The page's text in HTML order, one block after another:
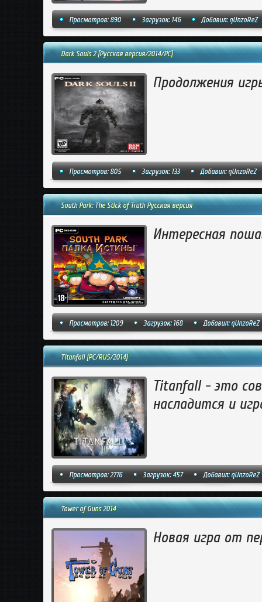
Просмотров: 890 Загрузок: 146 Добавил:qUnzoReZ
Dark Souls 2 [Русская версия/2014/PC]
Продолжения
Просмотров: 805 Загрузок: 133 Добавил:qUnzoReZ
South Park: The Stick of Truth Русская версия
Интересная
Просмотров: 1209 Загрузок: 168 Добавил:qUnzoReZ
Titanfall [PC/RUS/2014]
Titanfall - это
насладится и
Просмотров: 2776 Загрузок: 457 Добавил:qUnzoReZ
Tower of Guns 2014
Новая игра от